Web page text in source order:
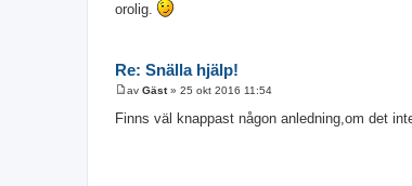
ä
orolig.
Re: Snälla hjälp!
l
av Gäst» 25 okt 2016 11:54
Finns väl knappast någon anledning,om det